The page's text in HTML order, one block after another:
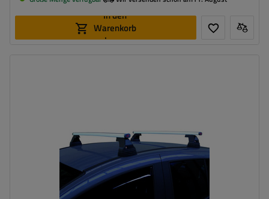
In den
Warenkorb
legen